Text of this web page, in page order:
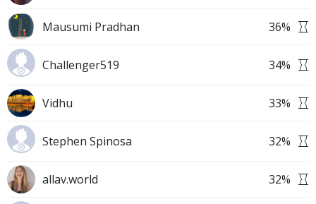
Mausumi Pradhan 36%
Challenger519 34%
Vidhu 33%
Stephen Spinosa 32%
allav.world 32%